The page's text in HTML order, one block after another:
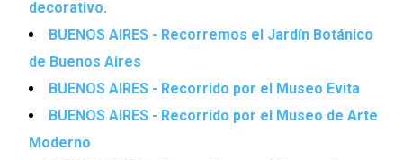
decorativo.
BUENOS AIRES - Recorremos el Jardín Botánico
de Buenos Aires
BUENOS AIRES - Recorrido por el Museo Evita
BUENOS AIRES - Recorrido por el Museo de Arte
Moderno